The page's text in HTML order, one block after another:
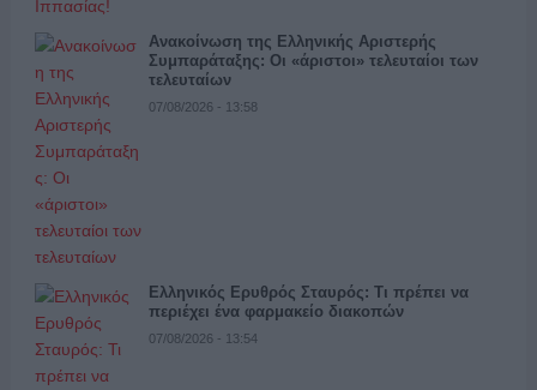
Ανακοίνωση της Ελληνικής Αριστερής
Συμπαράταξης: Οι «άριστοι» τελευταίοι των
τελευταίων
07/08/2026 - 13:58
Ελληνικός Ερυθρός Σταυρός: Τι πρέπει να
περιέχει ένα φαρμακείο διακοπών
07/08/2026 - 13:54